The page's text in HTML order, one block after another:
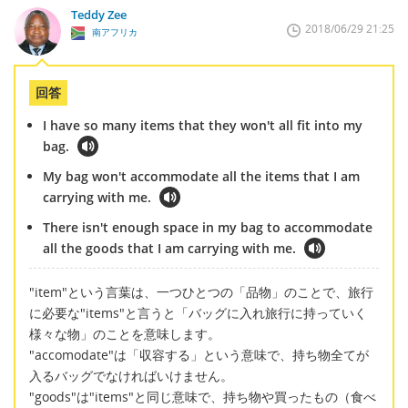
Teddy Zee
南アフリカ 2018/06/29 21:25
回答
I have so many items that they won't all fit into my
bag.
My bag won't accommodate all the items that I am
carrying with me.
There isn't enough space in my bag to accommodate
all the goods that I am carrying with me.
"item"という言葉は、一つひとつの「品物」のことで、旅行
に必要な"items"と言うと「バッグに入れ旅行に持っていく
様々な物」のことを意味します。
"accomodate"は「収容する」という意味で、持ち物全てが
入るバッグでなければいけません。
"goods"は"items"と同じ意味で、持ち物や買ったもの（食べ